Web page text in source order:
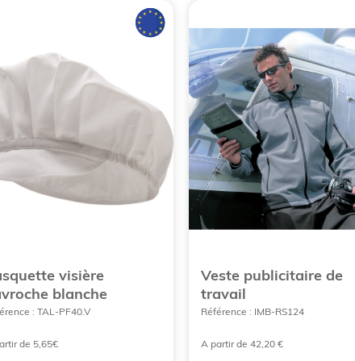
visière
blanche
: TAL-PF40.V
de 5,65€
Veste publicitaire de
travail
Référence : IMB-RS124
A partir de 42,20 €